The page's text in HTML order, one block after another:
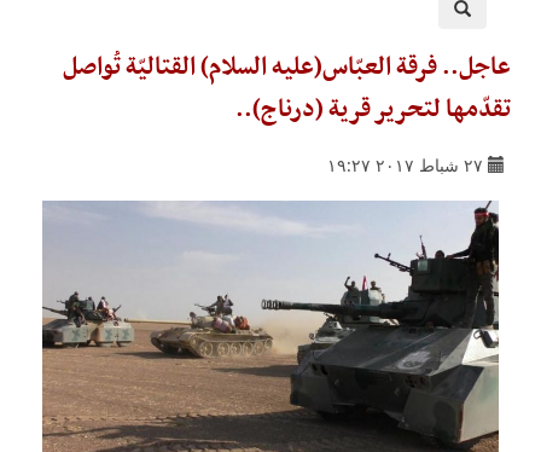
عاجل.. فرقة العبّاس(عليه السلام) القتاليّة تُواصل
تقدّمها لتحرير قرية (درناج)..
٢٧ شباط ٢٠١٧ ١٩:٢٧